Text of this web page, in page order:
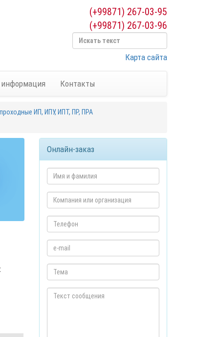
(+99871) 267-03-95
(+99871) 267-03-96
Карта сайта
информация Контакты
ИП, ИПУ, ИПТ, ПР, ПРА
Онлайн-заказ